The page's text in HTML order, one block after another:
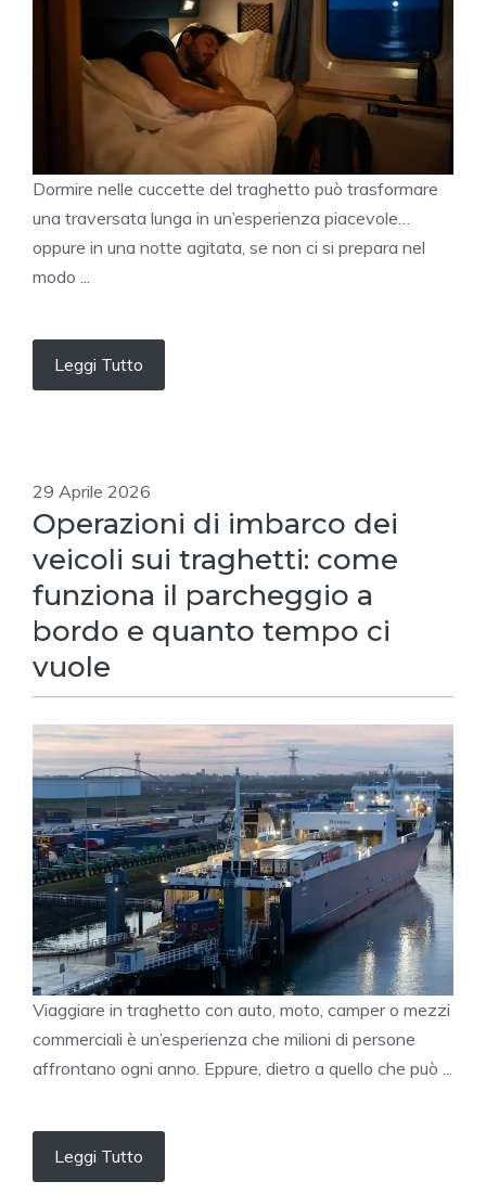
Dormire nelle cuccette del traghetto può trasformare
una traversata lunga in un’esperienza piacevole…
oppure in una notte agitata, se non ci si prepara nel
modo ...
Leggi Tutto
29 Aprile 2026
Operazioni di imbarco dei
veicoli sui traghetti: come
funziona il parcheggio a
bordo e quanto tempo ci
vuole
Viaggiare in traghetto con auto, moto, camper o mezzi
commerciali è un’esperienza che milioni di persone
affrontano ogni anno. Eppure, dietro a quello che può ...
Leggi Tutto